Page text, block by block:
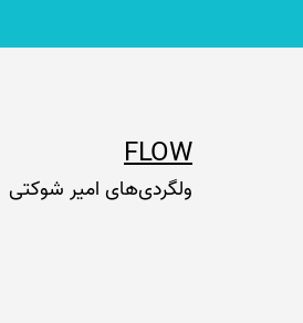
FLOW
ولگردی‌های امیر شوکتی